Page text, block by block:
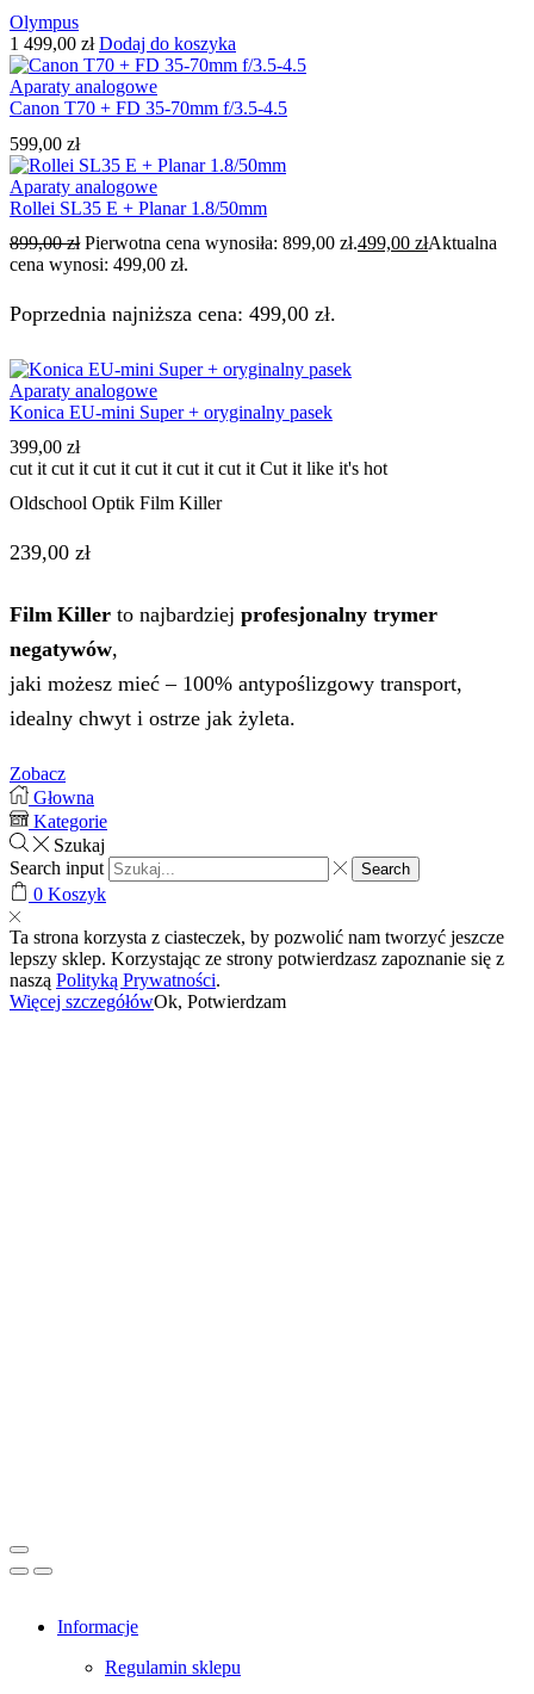
Olympus
1 499,00 zł Dodaj do koszyka
Aparaty analogowe
Canon T70 + FD 35-70mm f/3.5-4.5
599,00 zł
Aparaty analogowe
Rollei SL35 E + Planar 1.8/50mm
899,00zł Pierwotna cena wynosiła: 899,00 zł.499,00 złAktualna
cena wynosi: 499,00 zł.
Poprzednia najniższa cena: 499,00 zł.
Aparaty analogowe
Konica EU-mini Super + oryginalny pasek
399,00 zł
cut it cut it cut it cut it cut it cut it Cut it like it's hot
Oldschool Optik Film Killer
239,00 zł
Film Killer to najbardziej profesjonalny trymer
negatywów,
jaki możesz mieć – 100% antypoślizgowy transport,
idealny chwyt i ostrze jak żyleta.
Zobacz
Głowna
Kategorie
Szukaj
Search input
Search
0 Koszyk
Ta strona korzysta z ciasteczek, by pozwolić nam tworzyć jeszcze
lepszy sklep. Korzystając ze strony potwierdzasz zapoznanie się z
naszą Polityką Prywatności.
Więcej szczegółówOk, Potwierdzam
Informacje
Regulamin sklepu